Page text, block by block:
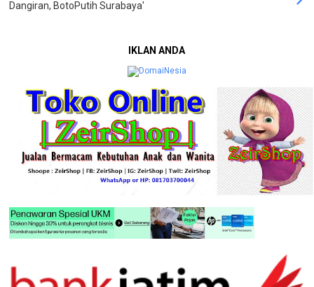
Dangiran, BotoPutih Surabaya'
IKLAN ANDA